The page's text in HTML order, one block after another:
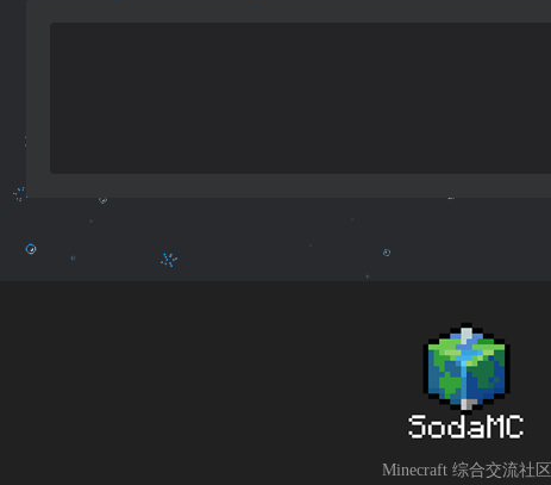
Minecraft 综合交流社区